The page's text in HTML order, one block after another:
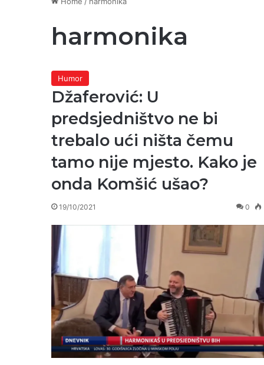
harmonika
Humor
Džaferović: U
predsjedništvo ne bi
trebalo ući ništa čemu
tamo nije mjesto. Kako je
onda Komšić ušao?
19/10/2021 0